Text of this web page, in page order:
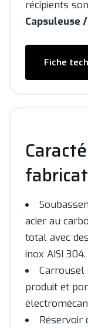
récipients
Capsuleuse
Fiche
acier au
total avec
inox AISI 304.
produit et
Réservoir